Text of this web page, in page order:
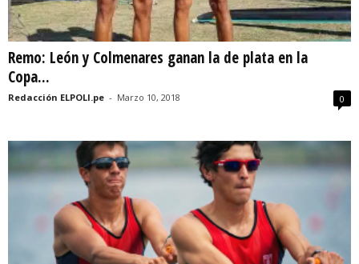
Remo: León y Colmenares ganan la de plata en la
Copa...
Redacción ELPOLI.pe - Marzo 10, 2018 0